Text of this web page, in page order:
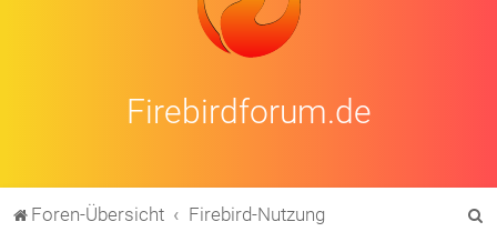
Firebirdforum.de
Foren-Übersicht Firebird-Nutzung